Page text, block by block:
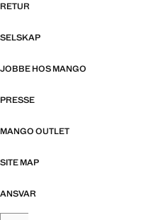
RETUR
SELSKAP
JOBBE HOS MANGO
PRESSE
MANGO OUTLET
SITE MAP
ANSVAR